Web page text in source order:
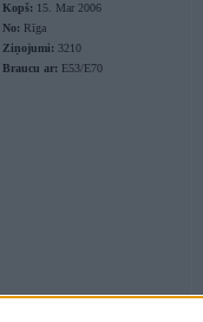
Kopš: 15. Mar 2006
No: Rīga
Ziņojumi: 3210
Braucu ar: E53/E70